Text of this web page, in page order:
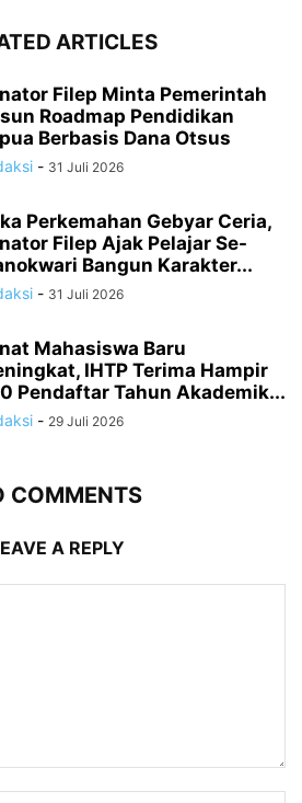
ARTICLES
Filep Minta Pemerintah
Roadmap Pendidikan
Berbasis Dana Otsus
- 31 Juli 2026
Perkemahan Gebyar Ceria,
Filep Ajak Pelajar Se-
Bangun Karakter...
- 31 Juli 2026
Mahasiswa Baru
IHTP Terima Hampir
Pendaftar Tahun Akademik...
- 29 Juli 2026
COMMENTS
A REPLY